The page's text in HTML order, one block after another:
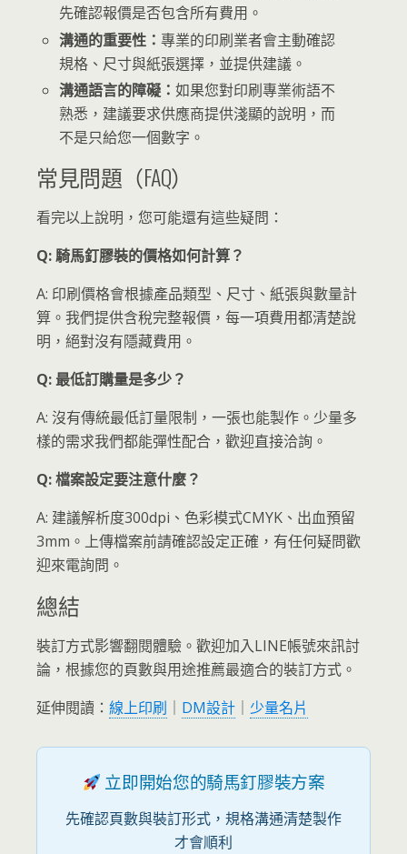
先確認報價是否包含所有費用。
溝通的重要性：專業的印刷業者會主動確認
規格、尺寸與紙張選擇，並提供建議。
溝通語言的障礙：如果您對印刷專業術語不
熟悉，建議要求供應商提供淺顯的說明，而
不是只給您一個數字。
常見問題（FAQ）
看完以上說明，您可能還有這些疑問：
Q: 騎馬釘膠裝的價格如何計算？
A: 印刷價格會根據產品類型、尺寸、紙張與數量計
算。我們提供含稅完整報價，每一項費用都清楚說
明，絕對沒有隱藏費用。
Q: 最低訂購量是多少？
A: 沒有傳統最低訂量限制，一張也能製作。少量多
樣的需求我們都能彈性配合，歡迎直接洽詢。
Q: 檔案設定要注意什麼？
A: 建議解析度300dpi、色彩模式CMYK、出血預留
3mm。上傳檔案前請確認設定正確，有任何疑問歡
迎來電詢問。
總結
裝訂方式影響翻閱體驗。歡迎加入LINE帳號來訊討
論，根據您的頁數與用途推薦最適合的裝訂方式。
延伸閱讀： 線上印刷 DM設計 少量名片
立即開始您的騎馬釘膠裝方案
先確認頁數與裝訂形式，規格溝通清楚製作
才會順利